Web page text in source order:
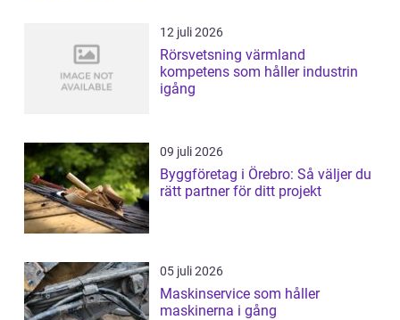
12 juli 2026
Rörsvetsning värmland
kompetens som håller industrin
igång
09 juli 2026
Byggföretag i Örebro: Så väljer du
rätt partner för ditt projekt
05 juli 2026
Maskinservice som håller
maskinerna i gång